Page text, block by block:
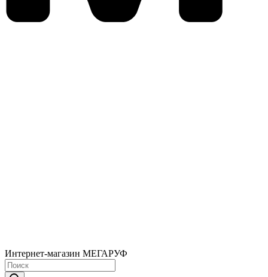
Интернет-магазин МЕГАРУФ